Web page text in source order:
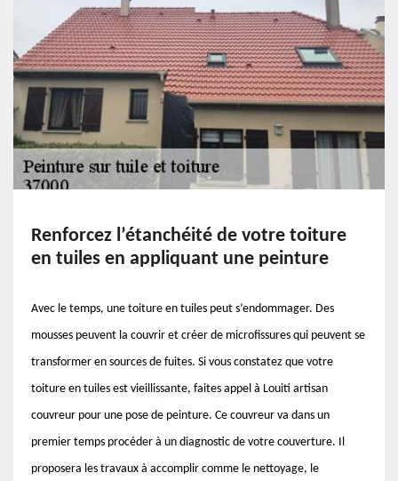
Renforcez l’étanchéité de votre toiture
en tuiles en appliquant une peinture
Avec le temps, une toiture en tuiles peut s’endommager. Des
mousses peuvent la couvrir et créer de microfissures qui peuvent se
transformer en sources de fuites. Si vous constatez que votre
toiture en tuiles est vieillissante, faites appel à Louiti artisan
couvreur pour une pose de peinture. Ce couvreur va dans un
premier temps procéder à un diagnostic de votre couverture. Il
proposera les travaux à accomplir comme le nettoyage, le